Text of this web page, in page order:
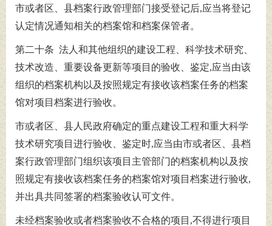
市或者区、县档案行政管理部门接受登记后,应当将登记
认定情况通知相关的档案馆和档案保管者。
第二十条 法人和其他组织的建设工程、科学技术研究、
技术改造、重要设备更新等项目的验收、鉴定,应当由该
组织的档案机构以及按照规定有接收该档案任务的档案
馆对项目档案进行验收。
市或者区、县人民政府确定的重点建设工程和重大科学
技术研究项目进行验收、鉴定时,应当由市或者区、县档
案行政管理部门组织该项目主管部门的档案机构以及按
照规定有接收该档案任务的档案馆对项目档案进行验收,
并出具共同签署的档案验收认可文件。
未经档案验收或者档案验收不合格的项目,不得进行项目